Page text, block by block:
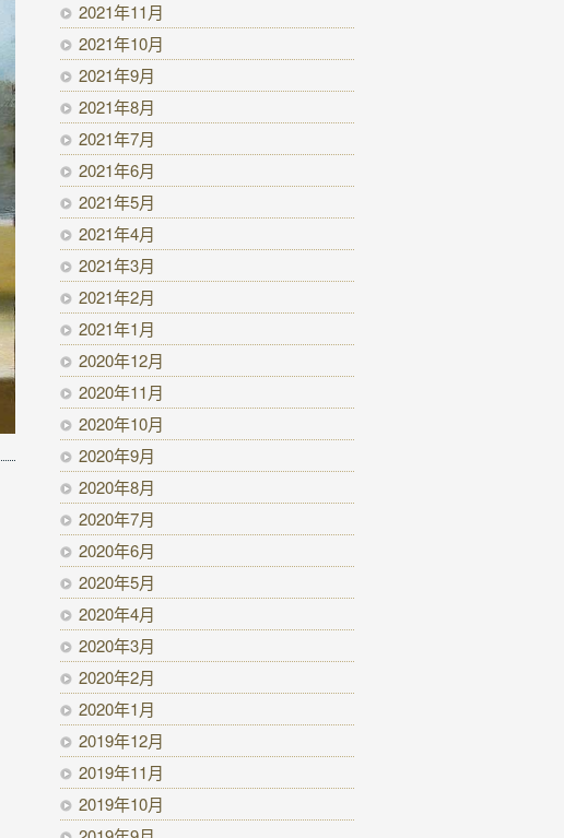
2021年11月
2021年10月
2021年9月
2021年8月
2021年7月
2021年6月
2021年5月
2021年4月
2021年3月
2021年2月
2021年1月
2020年12月
2020年11月
2020年10月
2020年9月
2020年8月
2020年7月
2020年6月
2020年5月
2020年4月
2020年3月
2020年2月
2020年1月
2019年12月
2019年11月
2019年10月